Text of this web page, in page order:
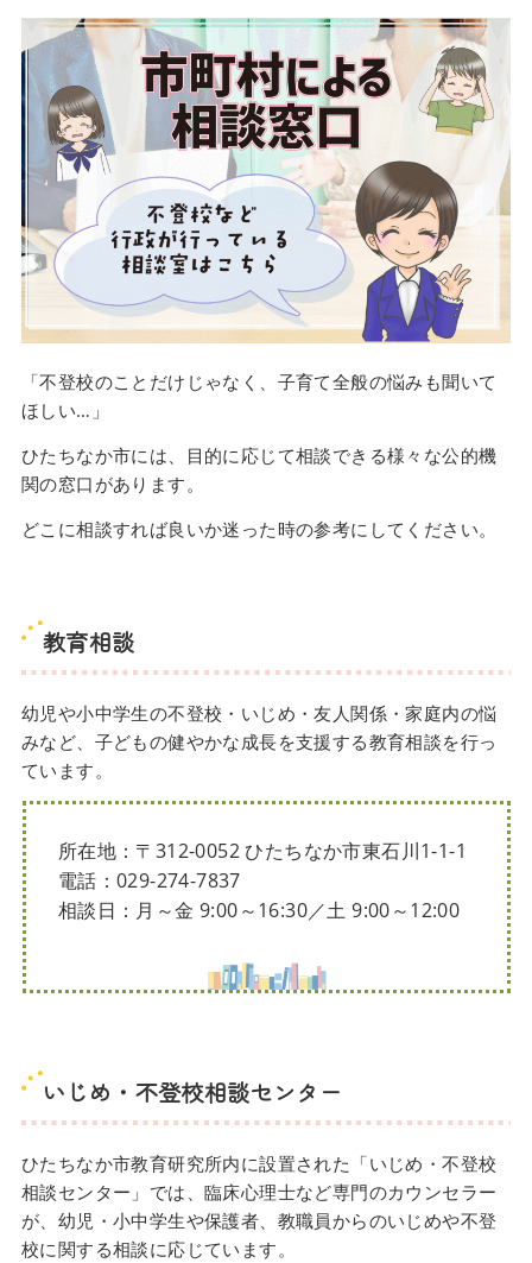
「不登校のことだけじゃなく、子育て全般の悩みも聞いて
ほしい…」
ひたちなか市には、目的に応じて相談できる様々な公的機
関の窓口があります。
どこに相談すれば良いか迷った時の参考にしてください。
教育相談
幼児や小中学生の不登校・いじめ・友人関係・家庭内の悩
みなど、子どもの健やかな成長を支援する教育相談を行っ
ています。
所在地：〒312-0052 ひたちなか市東石川1-1-1
電話：029-274-7837
相談日：月～金 9:00～16:30／土 9:00～12:00
いじめ・不登校相談センター
ひたちなか市教育研究所内に設置された「いじめ・不登校
相談センター」では、臨床心理士など専門のカウンセラー
が、幼児・小中学生や保護者、教職員からのいじめや不登
校に関する相談に応じています。